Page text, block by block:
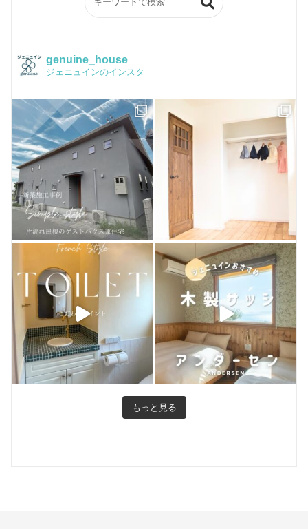
ジェニュイン工事部
Instagram
ピンタレスト
houzz
お客様のお店
おうちづくり
genuine_house
ジェニュインのインスタ
もっと見る